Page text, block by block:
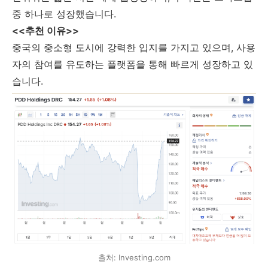
중 하나로 성장했습니다.
<<추천 이유>>
중국의 중소형 도시에 강력한 입지를 가지고 있으며, 사용
자의 참여를 유도하는 플랫폼을 통해 빠르게 성장하고 있
습니다.
출처: Investing.com